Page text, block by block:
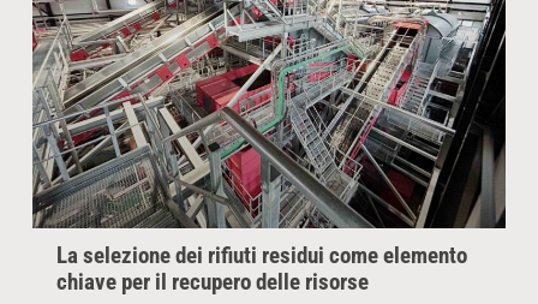
La selezione dei rifiuti residui come elemento
chiave per il recupero delle risorse